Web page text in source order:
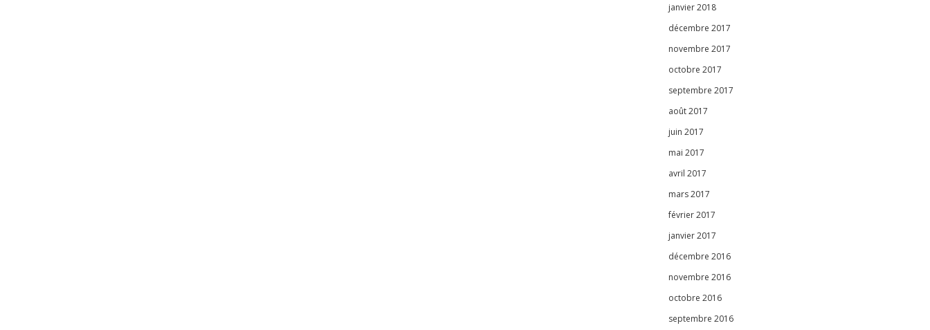
janvier 2018
décembre 2017
novembre 2017
octobre 2017
septembre 2017
août 2017
juin 2017
mai 2017
avril 2017
mars 2017
février 2017
janvier 2017
décembre 2016
novembre 2016
octobre 2016
septembre 2016